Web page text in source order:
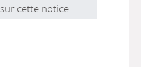
cette notice.